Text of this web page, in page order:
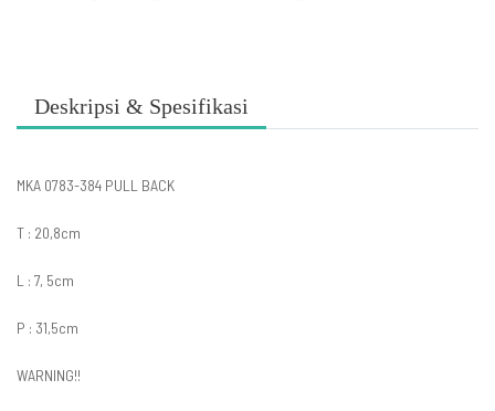
Deskripsi & Spesifikasi
MKA 0783-384 PULL BACK
T : 20,8cm
L : 7, 5cm
P : 31,5cm
WARNING!!